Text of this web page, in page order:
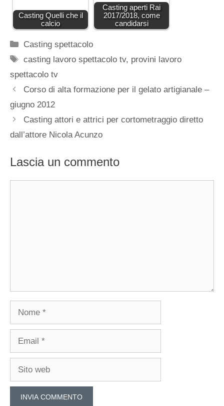
Casting Quelli che il
calcio
Casting aperti Rai
2017/2018, come
candidarsi
Categorie
Casting spettacolo
Tag
casting lavoro spettacolo tv, provini lavoro
spettacolo tv
Corso di alta formazione per il gelato artigianale –
giugno 2012
Casting attori e attrici per cortometraggio diretto
dall’attore Nicola Acunzo
Lascia un commento
Nome
Email
Sito